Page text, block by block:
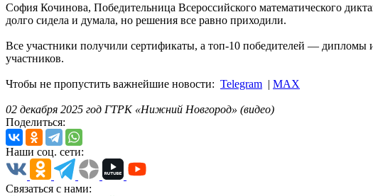
София Кочинова, Победительница Всероссийского математического
долго сидела и думала, но решения все равно приходили.
Все участники получили сертификаты, а топ-10 победителей — дипломы
участников.
Чтобы не пропустить важнейшие новости: Telegram | MAX
02 декабря 2025 год ГТРК «Нижний Новгород» (видео)
Поделиться:
Наши соц. сети:
Связаться с нами: